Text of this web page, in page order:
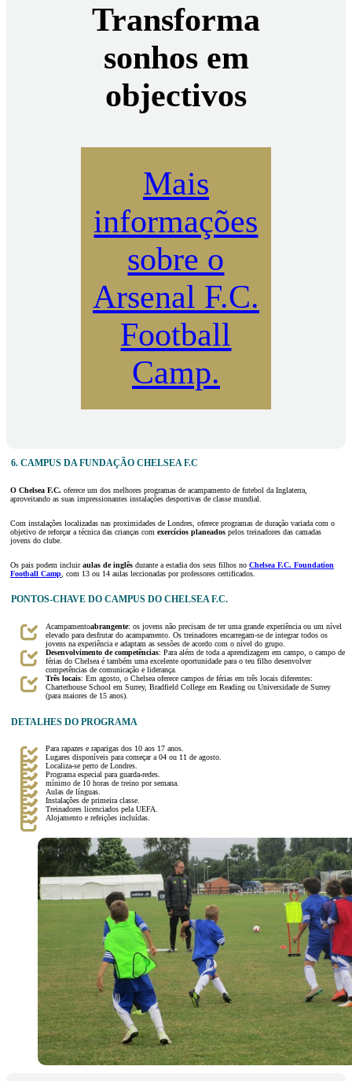
Transforma
sonhos em
objectivos
Mais
informações
sobre o
Arsenal F.C.
Football
Camp.
6. CAMPUS DA FUNDAÇÃO CHELSEA F.C
O Chelsea F.C. oferece um dos melhores programas de acampamento de futebol da Inglaterra,
aproveitando as suas impressionantes instalações desportivas de classe mundial.
Com instalações localizadas nas proximidades de Londres, oferece programas de duração variada com o
objetivo de reforçar a técnica das crianças com exercícios planeados pelos treinadores das camadas
jovens do clube.
Os pais podem incluiraulas de inglês durante a estadia dos seus filhos no Chelsea F.C. Foundation
Football Camp , com 13 ou 14 aulas leccionadas por professores certificados.
PONTOS-CHAVE DO CAMPUS DO CHELSEA F.C.
Acampamentoabrangente: os jovens não precisam de ter uma grande experiência ou um nível
elevado para desfrutar do acampamento. Os treinadores encarregam-se de integrar todos os
jovens na experiência e adaptam as sessões de acordo com o nível do grupo.
Desenvolvimento de competências: Para além de toda a aprendizagem em campo, o campo de
férias do Chelsea é também uma excelente oportunidade para o teu filho desenvolver
competências de comunicação e liderança.
Três locais: Em agosto, o Chelsea oferece campos de férias em três locais diferentes:
Charterhouse School em Surrey, Bradfield College em Reading ou Universidade de Surrey
(para maiores de 15 anos).
DETALHES DO PROGRAMA
Para rapazes e raparigas dos 10 aos 17 anos.
Lugares disponíveis para começar a 04 ou 11 de agosto.
Localiza-se perto de Londres.
Programa especial para guarda-redes.
mínimo de 10 horas de treino por semana.
Aulas de línguas.
Instalações de primeira classe.
Treinadores licenciados pela UEFA.
Alojamento e refeições incluídas.